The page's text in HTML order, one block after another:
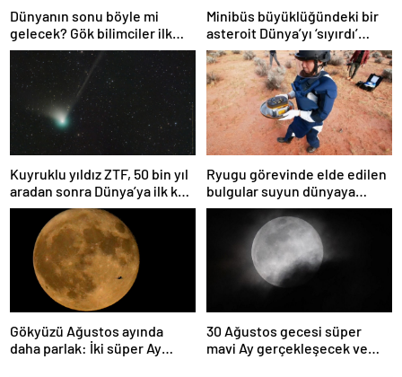
Dünyanın sonu böyle mi
gelecek? Gök bilimciler ilk
kez sönen yıldızın gezegeni
yutmasına tanık oldu
Minibüs büyüklüğündeki bir
asteroit Dünya’yı ‘sıyırdı’
geçti
Kuyruklu yıldız ZTF, 50 bin yıl
aradan sonra Dünya’ya ilk kez
çok yaklaşacak
Ryugu görevinde elde edilen
bulgular suyun dünyaya
asteroitlerce getirilmiş
olabileceğini gösteriyor
Gökyüzü Ağustos ayında
daha parlak: İki süper Ay
30 Ağustos gecesi süper
mavi Ay gerçekleşecek ve